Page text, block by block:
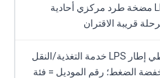
LPS مضخة طرد مركزي أحادية
قريبة الاقتران
يغطي إطار LPS خدمة التغذية/النقل
الضغط؛ رقم الموديل = فئة